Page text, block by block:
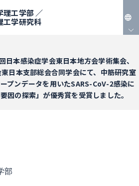
理工学部 ／
工学研究科
EN
本感染症学会東日本地方会学術集会、
日本支部総会合同学会にて、中筋研究室
プンデータを用いたSARS-CoV-2感染に
因の探索」が優秀賞を受賞しました。
部